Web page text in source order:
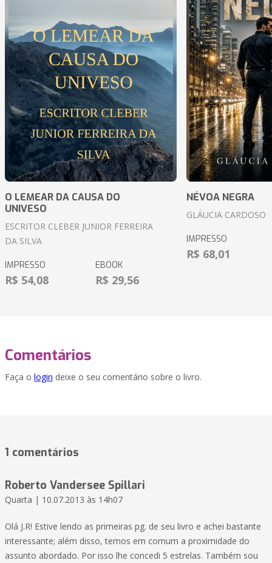
O LEMEAR DA CAUSA DO
UNIVESO
ESCRITOR CLEBER JUNIOR FERREIRA
DA SILVA
IMPRESSO
R$ 54,08
EBOOK
R$ 29,56
NÉVOA NEGRA
GLÁUCIA CARDOSO
IMPRESSO
R$ 68,01
Comentários
Faça o login deixe o seu comentário sobre o livro.
1 comentários
Roberto Vandersee Spillari
Quarta | 10.07.2013 às 14h07
Olá J.R! Estive lendo as primeiras pg. de seu livro e achei bastante
interessante; além disso, temos em comum a proximidade do
assunto abordado. Por isso lhe concedi 5 estrelas. Também sou